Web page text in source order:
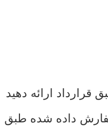
قرارداد ارائه دهید
داده شده طبق